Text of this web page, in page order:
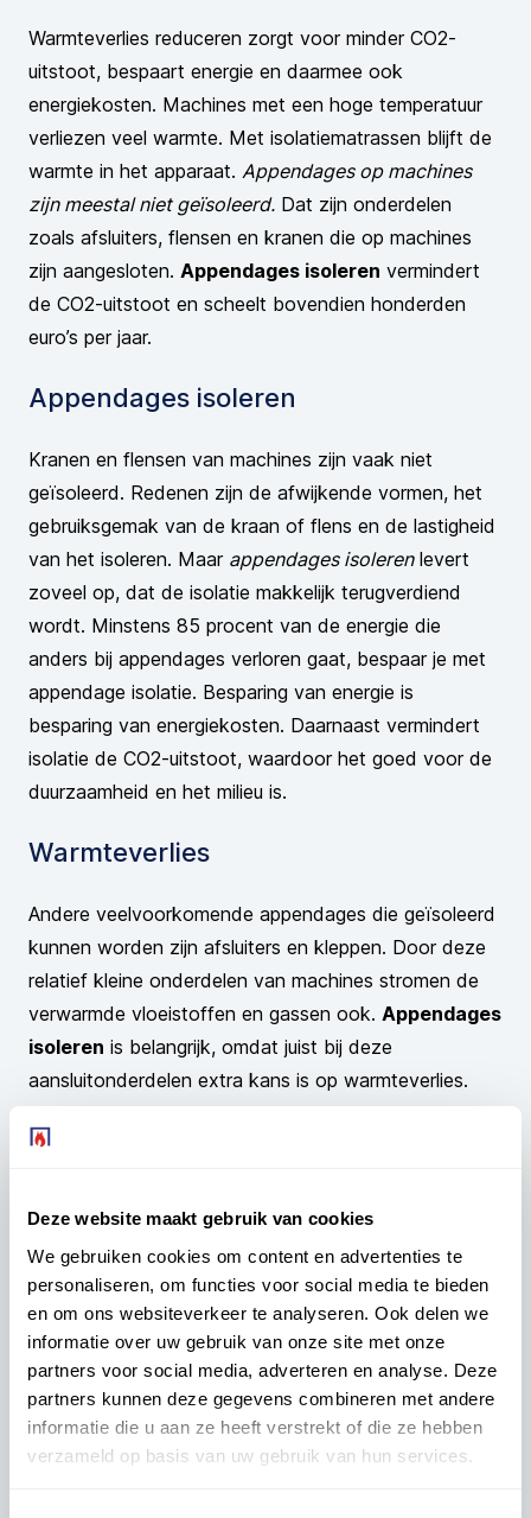
Deze website maakt gebruik van cookies
We gebruiken cookies om content en advertenties te
personaliseren, om functies voor social media te bieden
en om ons websiteverkeer te analyseren. Ook delen we
informatie over uw gebruik van onze site met onze
partners voor social media, adverteren en analyse. Deze
partners kunnen deze gegevens combineren met andere
informatie die u aan ze heeft verstrekt of die ze hebben
verzameld op basis van uw gebruik van hun services.
Warmteverlies reduceren zorgt voor minder CO2-
uitstoot, bespaart energie en daarmee ook
energiekosten. Machines met een hoge temperatuur
verliezen veel warmte. Met isolatiematrassen blijft de
warmte in het apparaat. Appendages op machines
zijn meestal niet geïsoleerd. Dat zijn onderdelen
zoals afsluiters, flensen en kranen die op machines
zijn aangesloten. Appendages isoleren vermindert
de CO2-uitstoot en scheelt bovendien honderden
euro’s per jaar.
Appendages isoleren
Kranen en flensen van machines zijn vaak niet
geïsoleerd. Redenen zijn de afwijkende vormen, het
gebruiksgemak van de kraan of flens en de lastigheid
van het isoleren. Maar appendages isolerenlevert
zoveel op, dat de isolatie makkelijk terugverdiend
wordt. Minstens 85 procent van de energie die
anders bij appendages verloren gaat, bespaar je met
appendage isolatie. Besparing van energie is
besparing van energiekosten. Daarnaast vermindert
isolatie de CO2-uitstoot, waardoor het goed voor de
duurzaamheid en het milieu is.
Warmteverlies
Andere veelvoorkomende appendages die geïsoleerd
kunnen worden zijn afsluiters en kleppen. Door deze
relatief kleine onderdelen van machines stromen de
verwarmde vloeistoffen en gassen ook. Appendages
isoleren is belangrijk, omdat juist bij deze
aansluitonderdelen extra kans is op warmteverlies.
Isolatiematrassen houden de warmte in de machine,
waardoor de juiste temperatuur behouden blijft. Een
warmteverlies minder hard te werken. Door lager
energieverbruik en minder warmteverlies bespaar je
veel energie.